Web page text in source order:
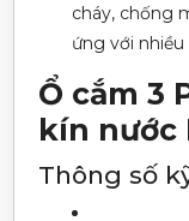
cháy, chống
ứng với nhiều
Ổ cắm 3
kín nước
Thông số